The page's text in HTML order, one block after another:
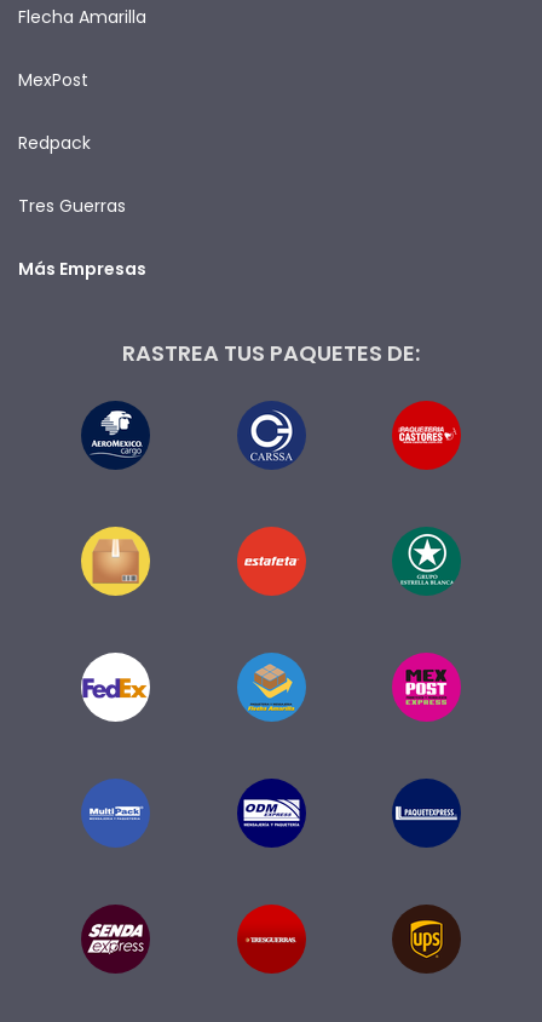
Flecha Amarilla
MexPost
Redpack
Tres Guerras
Más Empresas
RASTREA TUS PAQUETES DE: